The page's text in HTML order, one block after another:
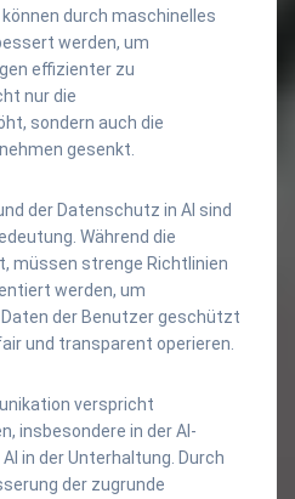
durch maschinelles
werden, um
effizienter zu
nur die
sondern auch die
gesenkt.
der Datenschutz in AI sind
Während die
müssen strenge Richtlinien
werden, um
der Benutzer geschützt
und transparent operieren.
verspricht
insbesondere in der AI-
in der Unterhaltung. Durch
der zugrunde